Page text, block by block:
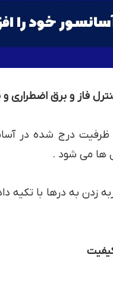
درج شده در
ها می شود .
زدن به درها با تکیه